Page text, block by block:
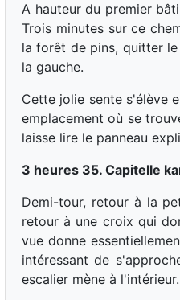
A hauteur du premier
Trois minutes sur ce
la forêt de pins, quitter
la gauche.
Cette jolie sente s'élève
emplacement où se
laisse lire le panneau
3 heures 35. Capitelle
Demi-tour, retour à la
retour à une croix qui
vue donne
intéressant de
escalier mène à